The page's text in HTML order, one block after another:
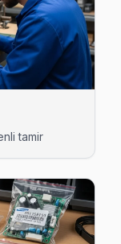
için haftanın 7
arasında en sık
sorununu
tamir